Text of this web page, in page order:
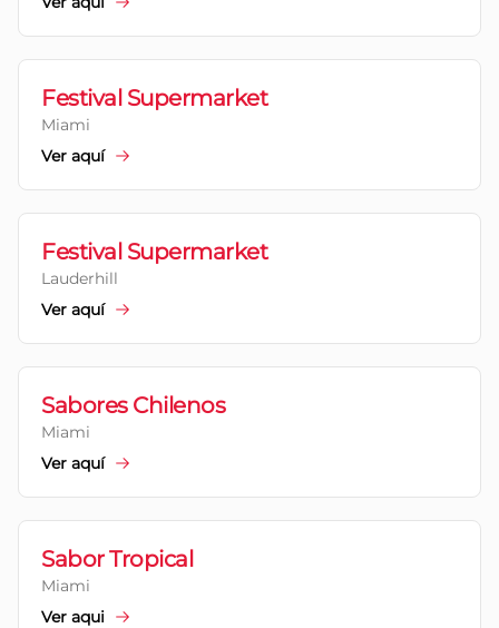
Festival Supermarket
Miami
Ver aquí
Festival Supermarket
Lauderhill
Ver aquí
Sabores Chilenos
Miami
Ver aquí
Sabor Tropical
Miami
Ver aqui